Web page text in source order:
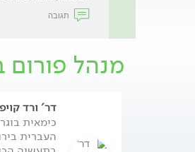
תגובה
מנהל פורום
דר' ורד
כימאית
העברית